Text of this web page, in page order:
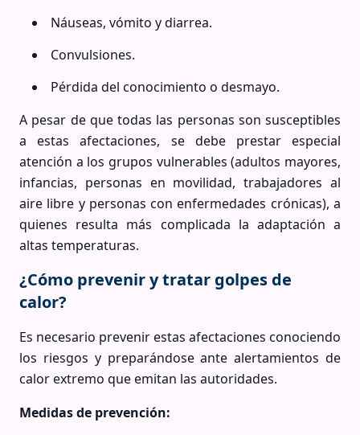
Náuseas, vómito y diarrea.
Convulsiones.
Pérdida del conocimiento o desmayo.
A pesar de que todas las personas son susceptibles
a estas afectaciones, se debe prestar especial
atención a los grupos vulnerables (adultos mayores,
infancias, personas en movilidad, trabajadores al
aire libre y personas con enfermedades crónicas), a
quienes resulta más complicada la adaptación a
altas temperaturas.
¿Cómo prevenir y tratar golpes de
calor?
Es necesario prevenir estas afectaciones conociendo
los riesgos y preparándose ante alertamientos de
calor extremo que emitan las autoridades.
Medidas de prevención: